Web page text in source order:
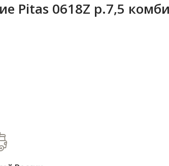
Pitas 0618Z р.7,5